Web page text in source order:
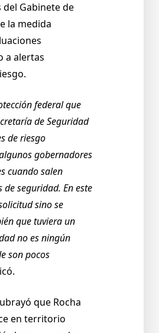
Gabinete de
la medida
a alertas
federal que
de Seguridad
de riesgo
gobernadores
cuando salen
seguridad. En este
sino se
que tuviera un
no es ningún
son pocos
que Rocha
en territorio